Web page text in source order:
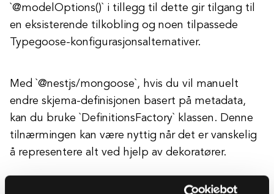
`@modelOptions()` i tillegg til dette gir tilgang til
en eksisterende tilkobling og noen tilpassede
Typegoose-konfigurasjonsalternativer.
Med `@nestjs/mongoose`, hvis du vil manuelt
endre skjema-definisjonen basert på metadata,
kan du bruke `DefinitionsFactory` klassen. Denne
tilnærmingen kan være nyttig når det er vanskelig
å representere alt ved hjelp av dekoratører.